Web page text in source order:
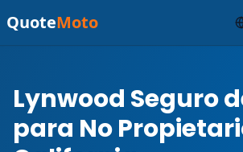
QuoteMoto
Lynwood Seguro
para No